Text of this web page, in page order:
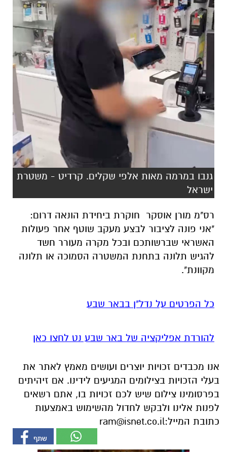
גנבו במרמה מאות אלפי שקלים. קרדיט - משטרת
ישראל
רס"מ מורן אוסקר חוקרת ביחידת הונאה דרום:
"אני פונה לציבור לבצע מעקב שוטף אחר פעולות
האשראי שברשותכם ובכל מקרה מעורר חשד
להגיש תלונה בתחנת המשטרה הסמוכה או תלונה
מקוונת".
כל הפרטים על נדל"ן בבאר שבע
להורדת אפליקציה של באר שבע נט לחצו כאן
אנו מכבדים זכויות יוצרים ועושים מאמץ לאתר את
בעלי הזכויות בצילומים המגיעים לידינו. אם זיהיתים
בפרסומינו צילום שיש לכם זכויות בו, אתם רשאים
לפנות אלינו ולבקש לחדול מהשימוש באמצעות
כתובת המייל:ram@isnet.co.il